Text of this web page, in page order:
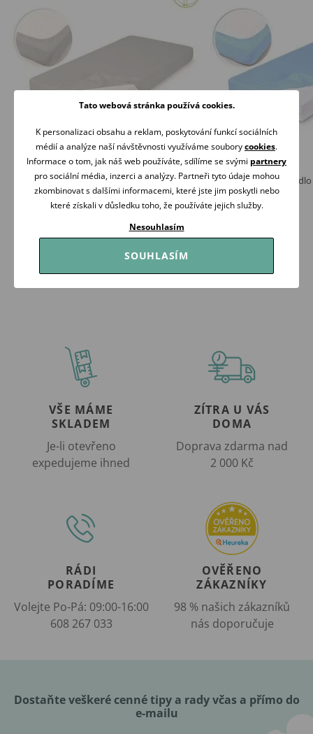
BabyMatex Prostěradlo BAMBOO 120x60
SVĚTLE ŠEDÉ
BabyMatex Prostěradlo
MODRÉ
319 Kč
VŠE MÁME
SKLADEM
Je-li otevřeno
expedujeme ihned
ZÍTRA U VÁS
DOMA
Doprava zdarma nad
2 000 Kč
RÁDI
PORADÍME
Volejte Po-Pá: 09:00-16:00
608 267 033
OVĚŘENO
ZÁKAZNÍKY
98 % našich zákazníků
nás doporučuje
Dostaňte veškeré cenné tipy a rady včas a přímo do
e-mailu
Tato webová stránka používá cookies.
K personalizaci obsahu a reklam, poskytování funkcí sociálních
médií a analýze naší návštěvnosti využíváme souborycookies.
Informace o tom, jak náš web používáte, sdílíme se svými partnery
pro sociální média, inzerci a analýzy. Partneři tyto údaje mohou
zkombinovat s dalšími informacemi, které jste jim poskytli nebo
které získali v důsledku toho, že používáte jejich služby.
Nesouhlasím
SOUHLASÍM